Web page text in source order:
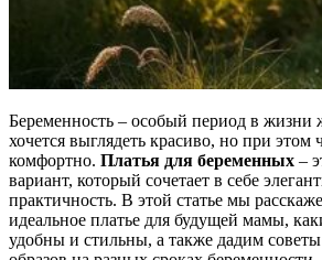
Беременность – особый период в жизни
хочется выглядеть красиво, но при этом
комфортно. Платья для беременных –
вариант, который сочетает в себе
практичность. В этой статье мы
идеальное платье для будущей мамы,
удобны и стильны, а также дадим